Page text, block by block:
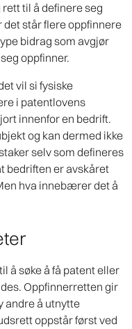
til å definere seg
står flere oppfinnere
bidrag som avgjør
oppfinner.
vil si fysiske
i patentlovens
innenfor en bedrift.
og kan dermed ikke
selv som defineres
bedriften er avskåret
hva innebærer det å
å søke å få patent eller
Oppfinnerretten gir
andre å utnytte
oppstår først ved